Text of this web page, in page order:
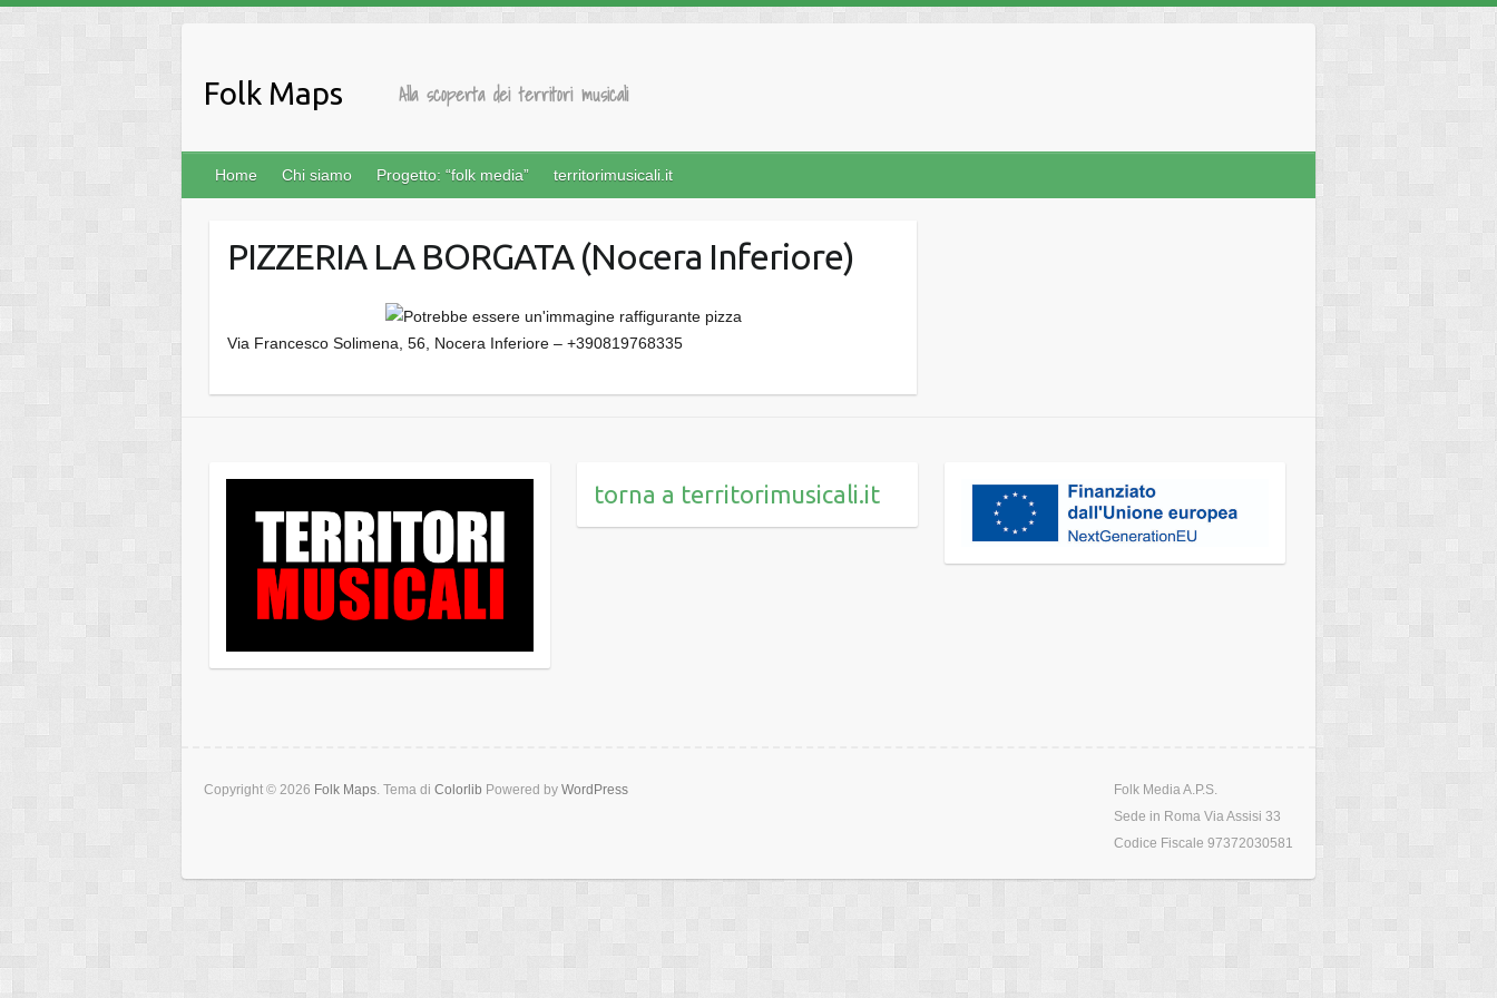
contenuto
Folk Maps Alla scoperta dei territori musicali
Home Chi siamo Progetto: “folk media” territorimusicali.it
PIZZERIA LA BORGATA (Nocera Inferiore)
Via Francesco Solimena, 56, Nocera Inferiore – +390819768335
torna a territorimusicali.it
Copyright © 2026 Folk Maps. Tema di Colorlib Powered by WordPress
Folk Media A.P.S.
Sede in Roma Via Assisi 33
Codice Fiscale 97372030581